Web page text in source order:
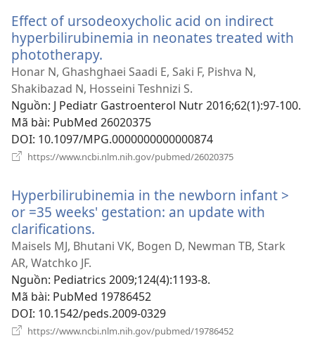
mới)
Effect of ursodeoxycholic acid on indirect
hyperbilirubinemia in neonates treated with
phototherapy.
cửa
sổ
mới)
Honar N, Ghashghaei Saadi E, Saki F, Pishva N,
Shakibazad N, Hosseini Teshnizi S.
Nguồn‎: J Pediatr Gastroenterol Nutr 2016;62(1):97-100.
Mã bài‎: PubMed 26020375
DOI‎: 10.1097/MPG.0000000000000874
https://www.ncbi.nlm.nih.gov/pubmed/26020375
mới)
Hyperbilirubinemia in the newborn infant >
or =35 weeks' gestation: an update with
clarifications.
cửa
mới)
Maisels MJ, Bhutani VK, Bogen D, Newman TB, Stark
AR, Watchko JF.
Nguồn‎: Pediatrics 2009;124(4):1193-8.
Mã bài‎: PubMed 19786452
DOI‎: 10.1542/peds.2009-0329
https://www.ncbi.nlm.nih.gov/pubmed/19786452